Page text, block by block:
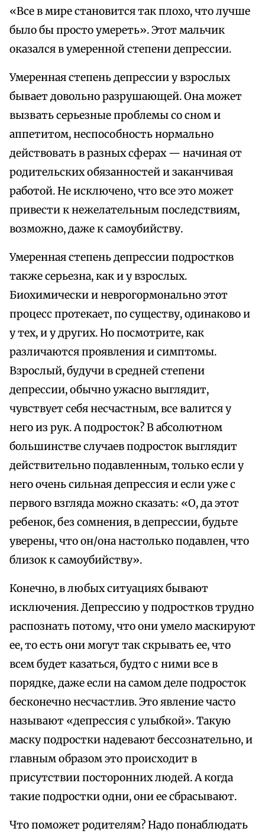
«Все в мире становится так плохо, что лучше
было бы просто умереть». Этот мальчик
оказался в умеренной степени депрессии.
Умеренная степень депрессии у взрослых
бывает довольно разрушающей. Она может
вызвать серьезные проблемы со сном и
аппетитом, неспособность нормально
действовать в разных сферах — начиная от
родительских обязанностей и заканчивая
работой. Не исключено, что все это может
привести к нежелательным последствиям,
возможно, даже к самоубийству.
Умеренная степень депрессии подростков
также серьезна, как и у взрослых.
Биохимически и неврогормонально этот
процесс протекает, по существу, одинаково и
у тех, и у других. Но посмотрите, как
различаются проявления и симптомы.
Взрослый, будучи в средней степени
депрессии, обычно ужасно выглядит,
чувствует себя несчастным, все валится у
него из рук. А подросток? В абсолютном
большинстве случаев подросток выглядит
действительно подавленным, только если у
него очень сильная депрессия и если уже с
первого взгляда можно сказать: «О, да этот
ребенок, без сомнения, в депрессии, будьте
уверены, что он/она настолько подавлен, что
близок к самоубийству».
Конечно, в любых ситуациях бывают
исключения. Депрессию у подростков трудно
распознать потому, что они умело маскируют
ее, то есть они могут так скрывать ее, что
всем будет казаться, будто с ними все в
порядке, даже если на самом деле подросток
бесконечно несчастлив. Это явление часто
называют «депрессия с улыбкой». Такую
маску подростки надевают бессознательно, и
главным образом это происходит в
присутствии посторонних людей. А когда
такие подростки одни, они ее сбрасывают.
Что поможет родителям? Надо понаблюдать